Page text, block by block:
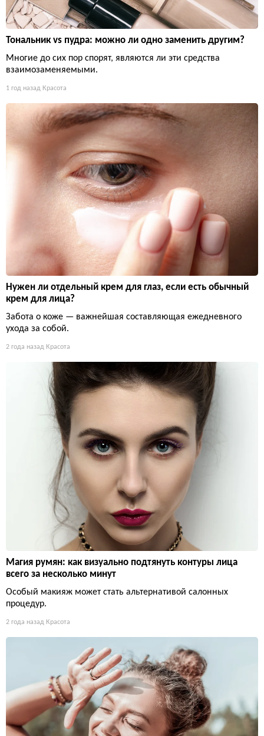
Тональник vs пудра: можно ли одно заменить другим?
Многие до сих пор спорят, являются ли эти средства
взаимозаменяемыми.
1 год назад Красота
Нужен ли отдельный крем для глаз, если есть обычный
крем для лица?
Забота о коже — важнейшая составляющая ежедневного
ухода за собой.
2 года назад Красота
Магия румян: как визуально подтянуть контуры лица
всего за несколько минут
Особый макияж может стать альтернативой салонных
процедур.
2 года назад Красота